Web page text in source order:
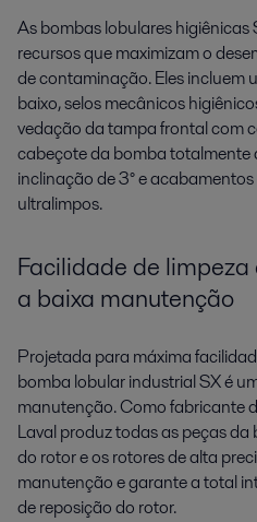
As bombas lobulares
recursos que maximizam o
de contaminação. Eles incluem
baixo, selos mecânicos
vedação da tampa frontal com
cabeçote da bomba totalmente
inclinação de 3° e
ultralimpos.
Facilidade de
a baixa manutenção
Projetada para máxima
bomba lobular industrial SX é
manutenção. Como fabricante
Laval produz todas as peças
do rotor e os rotores de alta
manutenção e garante a total
de reposição do rotor.